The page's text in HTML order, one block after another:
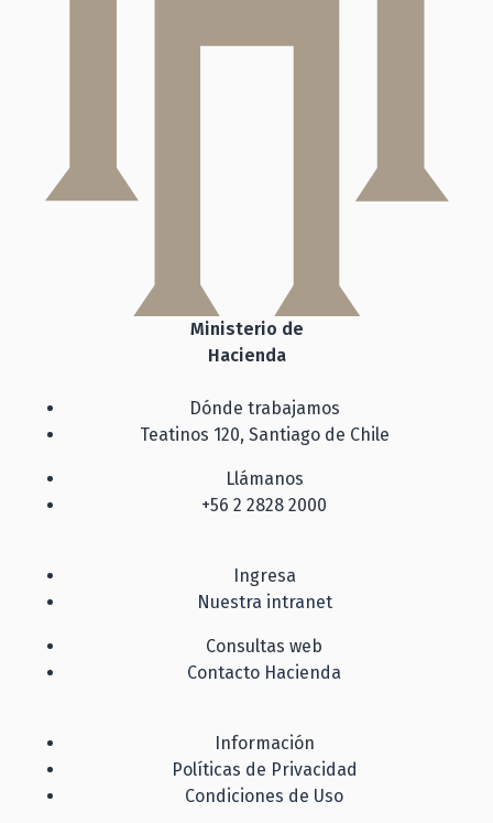
Ministerio de
Hacienda
Dónde trabajamos
Teatinos 120, Santiago de Chile
Llámanos
+56 2 2828 2000
Ingresa
Nuestra intranet
Consultas web
Contacto Hacienda
Información
Políticas de Privacidad
Condiciones de Uso